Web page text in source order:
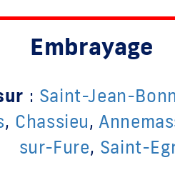
Embrayage
: Saint-Jean-
, Chassieu,
sur-Fure, Saint-